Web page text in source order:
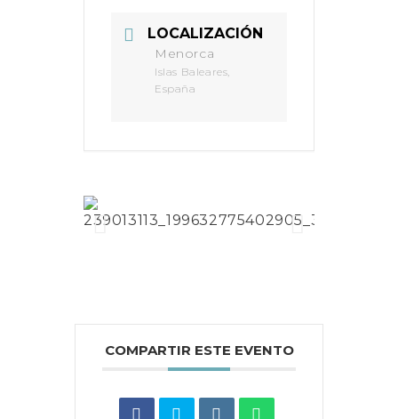
LOCALIZACIÓN
Menorca
Islas Baleares,
España
COMPARTIR ESTE EVENTO